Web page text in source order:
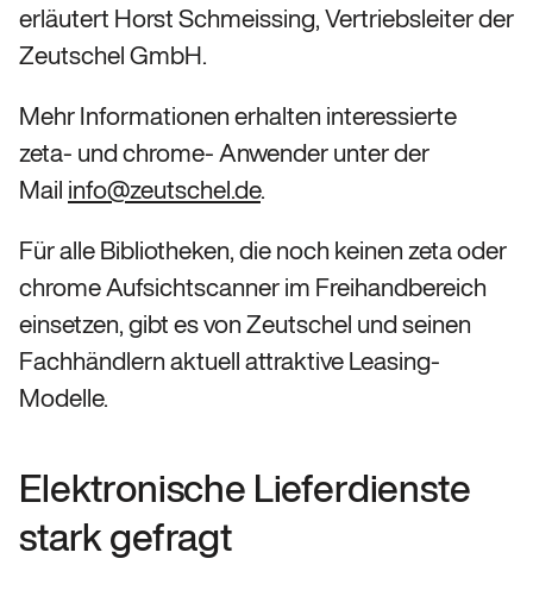
erläutert Horst Schmeissing, Vertriebsleiter der
Zeutschel GmbH.
Mehr Informationen erhalten interessierte
zeta- und chrome- Anwender unter der
Mail info@zeutschel.de.
Für alle Bibliotheken, die noch keinen zeta oder
chrome Aufsichtscanner im Freihandbereich
einsetzen, gibt es von Zeutschel und seinen
Fachhändlern aktuell attraktive Leasing-
Modelle.
Elektronische Lieferdienste
stark gefragt